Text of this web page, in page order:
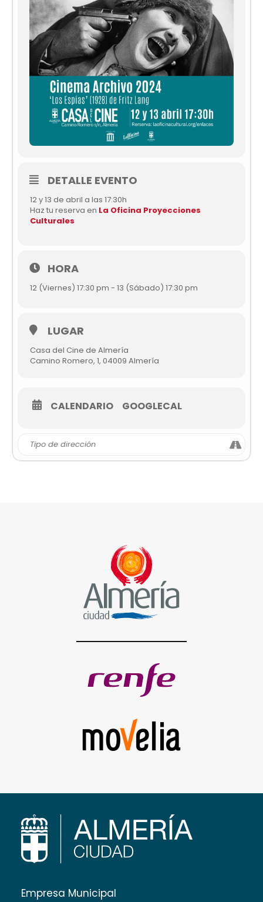
DETALLE EVENTO
12 y 13 de abril a las 17:30h
Haz tu reserva en La Oficina Proyecciones
Culturales
HORA
12 (Viernes) 17:30 pm - 13 (Sábado) 17:30 pm
LUGAR
Casa del Cine de Almería
Camino Romero, 1, 04009 Almería
CALENDARIO GOOGLECAL
Empresa Municipal